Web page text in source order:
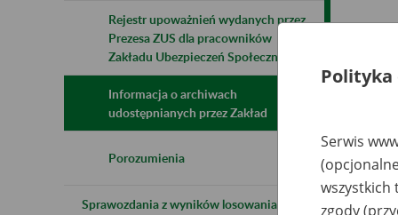
Rejestr upoważnień wydanych przez
Prezesa ZUS dla pracowników
Zakładu Ubezpieczeń Społecznych
Informacja o archiwach
udostępnianych przez Zakład
Porozumienia
Sprawozdania z wyników losowania do
Polityka
Serwis
wszystkich
zgody